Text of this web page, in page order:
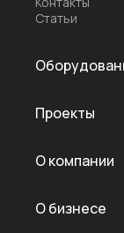
Статьи
ОСМОС
Рулонные ПВХ
Проекты
По регионам
О компании
История
О бизнесе